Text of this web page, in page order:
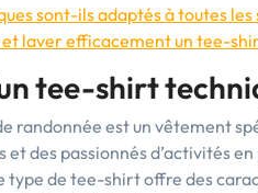
sont-ils adaptés à toutes les
laver efficacement un tee-
tee-shirt
randonnée est un vêtement
et des passionnés d’activités
type de tee-shirt offre des